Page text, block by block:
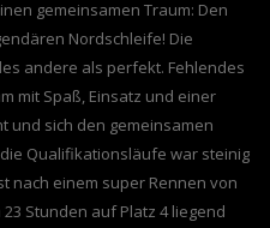
gemeinsamen Traum: Den
Nordschleife! Die
andere als perfekt. Fehlendes
mit Spaß, Einsatz und einer
und sich den gemeinsamen
Qualifikationsläufe war steinig
nach einem super Rennen von
Stunden auf Platz 4 liegend